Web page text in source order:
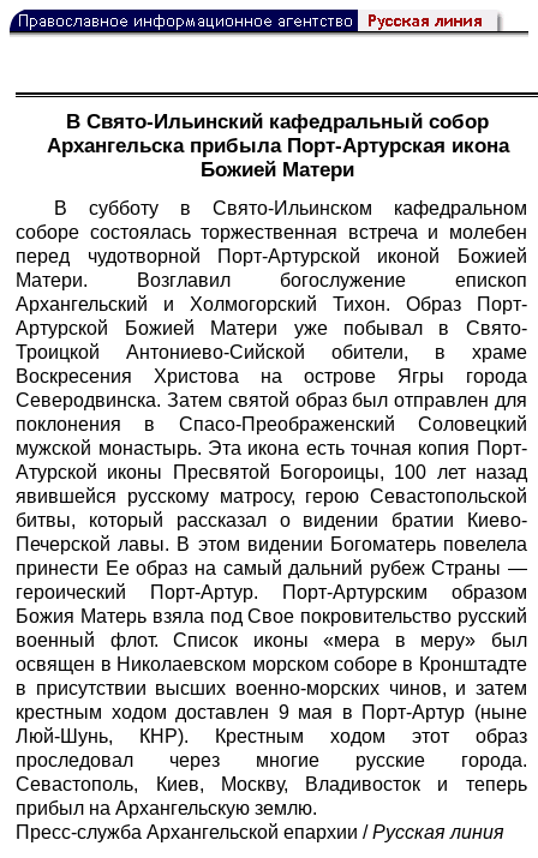
В Свято-Ильинский кафедральный собор
Архангельска прибыла Порт-Артурская икона
Божией Матери
В субботу в Свято-Ильинском кафедральном
соборе состоялась торжественная встреча и молебен
перед чудотворной Порт-Артурской иконой Божией
Матери. Возглавил богослужение епископ
Архангельский и Холмогорский Тихон. Образ Порт-
Артурской Божией Матери уже побывал в Свято-
Троицкой Антониево-Сийской обители, в храме
Воскресения Христова на острове Ягры города
Северодвинска. Затем святой образ был отправлен для
поклонения в Спасо-Преображенский Соловецкий
мужской монастырь. Эта икона есть точная копия Порт-
Атурской иконы Пресвятой Богороицы, 100 лет назад
явившейся русскому матросу, герою Севастопольской
битвы, который рассказал о видении братии Киево-
Печерской лавы. В этом видении Богоматерь повелела
принести Ее образ на самый дальний рубеж Страны —
героический Порт-Артур. Порт-Артурским образом
Божия Матерь взяла под Свое покровительство русский
военный флот. Список иконы «мера в меру» был
освящен в Николаевском морском соборе в Кронштадте
в присутствии высших военно-морских чинов, и затем
крестным ходом доставлен 9 мая в Порт-Артур (ныне
Люй-Шунь, КНР). Крестным ходом этот образ
проследовал через многие русские города.
Севастополь, Киев, Москву, Владивосток и теперь
прибыл на Архангельскую землю.
Пресс-служба Архангельской епархии /Русская линия